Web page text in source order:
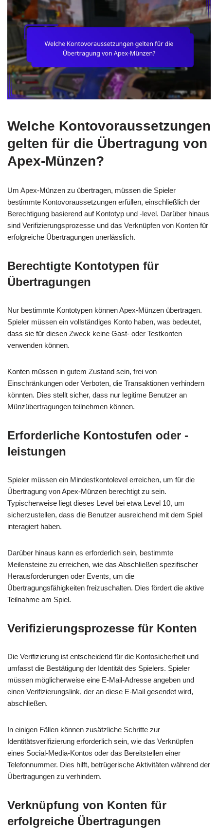
Welche Kontovoraussetzungen
gelten für die Übertragung von
Apex-Münzen?
Um Apex-Münzen zu übertragen, müssen die Spieler
bestimmte Kontovoraussetzungen erfüllen, einschließlich der
Berechtigung basierend auf Kontotyp und -level. Darüber hinaus
sind Verifizierungsprozesse und das Verknüpfen von Konten für
erfolgreiche Übertragungen unerlässlich.
Berechtigte Kontotypen für
Übertragungen
Nur bestimmte Kontotypen können Apex-Münzen übertragen.
Spieler müssen ein vollständiges Konto haben, was bedeutet,
dass sie für diesen Zweck keine Gast- oder Testkonten
verwenden können.
Konten müssen in gutem Zustand sein, frei von
Einschränkungen oder Verboten, die Transaktionen verhindern
könnten. Dies stellt sicher, dass nur legitime Benutzer an
Münzübertragungen teilnehmen können.
Erforderliche Kontostufen oder -
leistungen
Spieler müssen ein Mindestkontolevel erreichen, um für die
Übertragung von Apex-Münzen berechtigt zu sein.
Typischerweise liegt dieses Level bei etwa Level 10, um
sicherzustellen, dass die Benutzer ausreichend mit dem Spiel
interagiert haben.
Darüber hinaus kann es erforderlich sein, bestimmte
Meilensteine zu erreichen, wie das Abschließen spezifischer
Herausforderungen oder Events, um die
Übertragungsfähigkeiten freizuschalten. Dies fördert die aktive
Teilnahme am Spiel.
Verifizierungsprozesse für Konten
Die Verifizierung ist entscheidend für die Kontosicherheit und
umfasst die Bestätigung der Identität des Spielers. Spieler
müssen möglicherweise eine E-Mail-Adresse angeben und
einen Verifizierungslink, der an diese E-Mail gesendet wird,
abschließen.
In einigen Fällen können zusätzliche Schritte zur
Identitätsverifizierung erforderlich sein, wie das Verknüpfen
eines Social-Media-Kontos oder das Bereitstellen einer
Telefonnummer. Dies hilft, betrügerische Aktivitäten während der
Übertragungen zu verhindern.
Verknüpfung von Konten für
erfolgreiche Übertragungen